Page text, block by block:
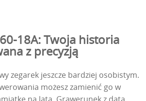
18A: Twoja historia
z precyzją
zegarek jeszcze bardziej osobistym.
możesz zamienić go w